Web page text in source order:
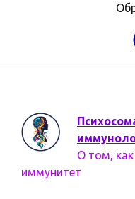
О том, как
иммунитет